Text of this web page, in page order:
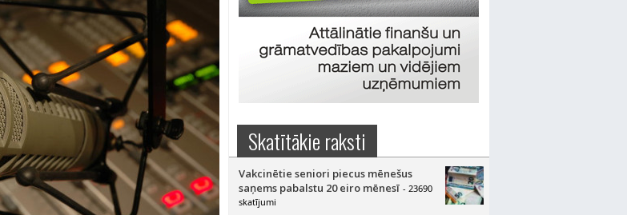
Skatītākie raksti
Vakcinētie seniori piecus mēnešus
saņems pabalstu 20 eiro mēnesī - 23690
skatījumi